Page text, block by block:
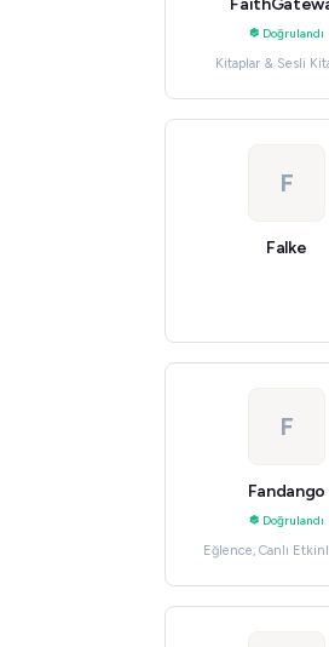
Doğrulandı
Kitaplar & Sesli
F
Falke
F
Fandango
Doğrulandı
Eğlence, Canlı